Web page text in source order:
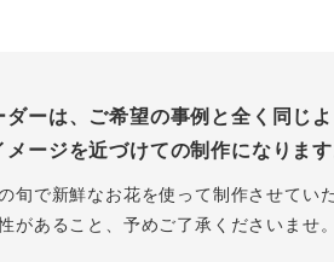
ダーは、ご希望の事例と全く同じ
メージを近づけての制作になります
旬で新鮮なお花を使って制作させてい
があること、予めご了承くださいませ。